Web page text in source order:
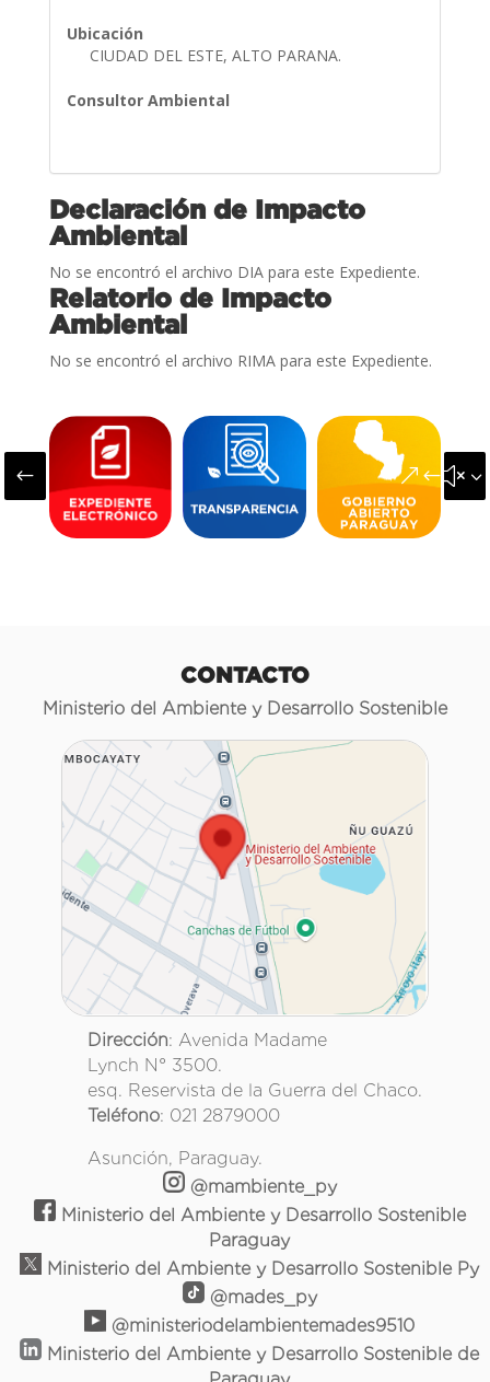
Ubicación
CIUDAD DEL ESTE, ALTO PARANA.
Consultor Ambiental
Declaración de Impacto
Ambiental
No se encontró el archivo DIA para este Expediente.
Relatorio de Impacto
Ambiental
No se encontró el archivo RIMA para este Expediente.
#
CONTACTO
Ministerio del Ambiente y Desarrollo Sostenible
Dirección: Avenida Madame
Lynch N° 3500.
esq. Reservista de la Guerra del Chaco.
Teléfono: 021 2879000
Asunción, Paraguay.
@mambiente_py
Ministerio del Ambiente y Desarrollo Sostenible
Paraguay
Ministerio del Ambiente y Desarrollo Sostenible Py
@mades_py
@ministeriodelambientemades9510
Ministerio del Ambiente y Desarrollo Sostenible de